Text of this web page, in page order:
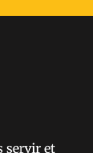
servir et